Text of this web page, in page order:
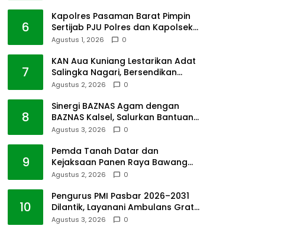
6
Kapolres Pasaman Barat Pimpin
Sertijab PJU Polres dan Kapolsek
Sungai Beremas
Agustus 1, 2026 0
7
KAN Aua Kuniang Lestarikan Adat
Salingka Nagari, Bersendikan
Kitabullah
Agustus 2, 2026 0
8
Sinergi BAZNAS Agam dengan
BAZNAS Kalsel, Salurkan Bantuan
Bencana Alam
Agustus 3, 2026 0
9
Pemda Tanah Datar dan
Kejaksaan Panen Raya Bawang
Merah di Sawah Tangah
Agustus 2, 2026 0
10
Pengurus PMI Pasbar 2026–2031
Dilantik, Layanani Ambulans Gratis
ke Padang
Agustus 3, 2026 0